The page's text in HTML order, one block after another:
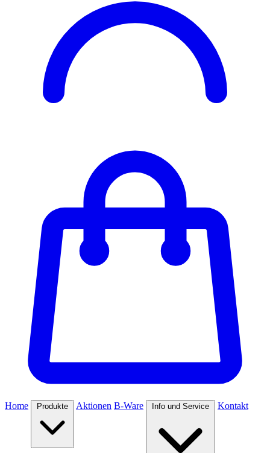
Home Produkte Aktionen B-Ware Info und Service Kontakt